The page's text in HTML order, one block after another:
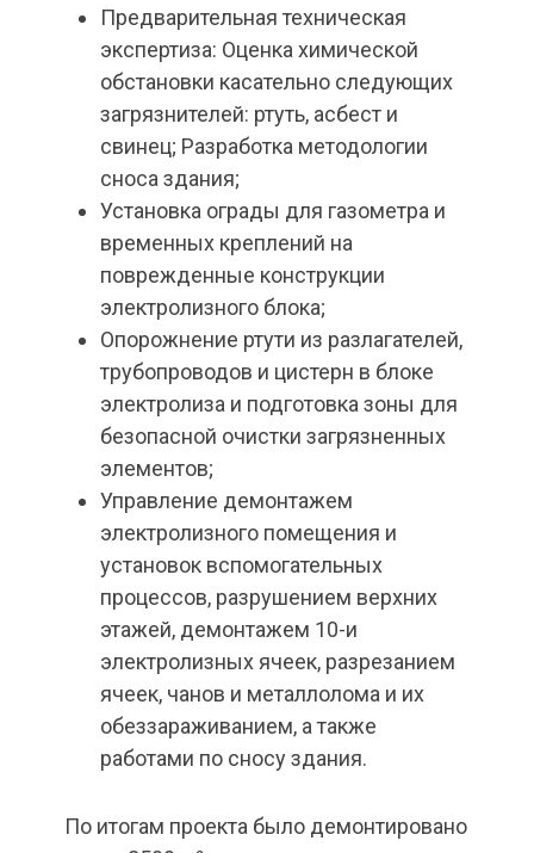
Предварительная техническая
экспертиза: Оценка химической
обстановки касательно следующих
загрязнителей: ртуть, асбест и
свинец; Разработка методологии
сноса здания;
Установка ограды для газометра и
временных креплений на
поврежденные конструкции
электролизного блока;
Опорожнение ртути из разлагателей,
трубопроводов и цистерн в блоке
электролиза и подготовка зоны для
безопасной очистки загрязненных
элементов;
Управление демонтажем
электролизного помещения и
установок вспомогательных
процессов, разрушением верхних
этажей, демонтажем 10-и
электролизных ячеек, разрезанием
ячеек, чанов и металлолома и их
обеззараживанием, а также
работами по сносу здания.
По итогам проекта было демонтировано